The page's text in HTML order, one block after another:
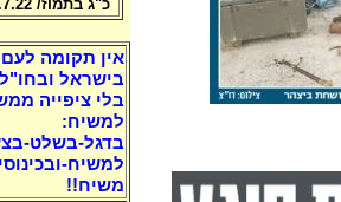
כ"ג בתמוז/ 22.7.22
אין תקומה לעם
בישראל ובחו"ל
בלי ציפייה
למשיח:
בדגל-בשלט-
למשיח-ובכינוסי
משיח!!